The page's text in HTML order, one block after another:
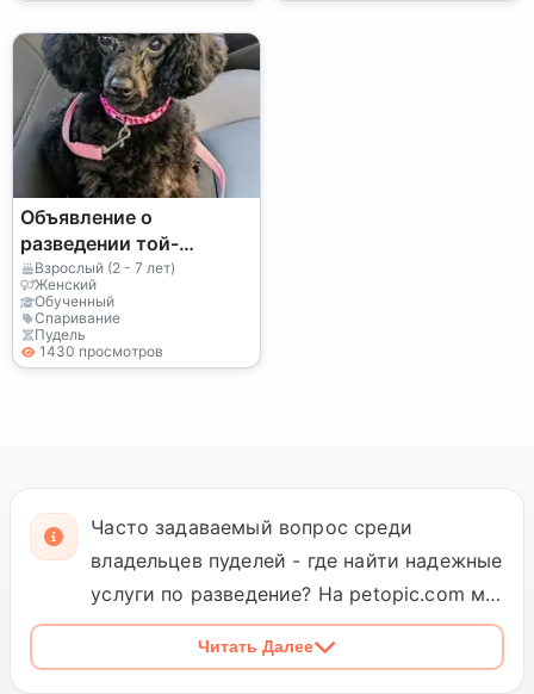
Объявление о
разведении той-
пуделей
Взрослый (2 - 7 лет)
Женский
Обученный
Спаривание
Пудель
1430 просмотров
Часто задаваемый вопрос среди
владельцев пуделей - где найти надежные
услуги по разведение? На petopic.com мы
предлагаем профессиональные услуги по
разведению пуделей, обеспечивая
Читать Далее